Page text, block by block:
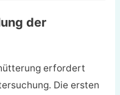
der
erfordert
Die ersten